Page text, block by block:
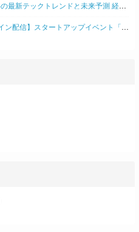
CES2025の最新テックトレンドと未来予測 経験豊富な企業内イノベーターとジャーナリストが徹底解説！◆日経イノベーション・ミートアップ
【オンライン配信】スタートアップイベント「SLUSH2024」報告会 ヘルシンキでみたイノベーションの新潮流 Takeoff Tokyo アンティ・ソンニネン氏、新潟ベンチャー協会 渋谷修太氏ら登壇 ◇日経イノベーション・ミートアップ